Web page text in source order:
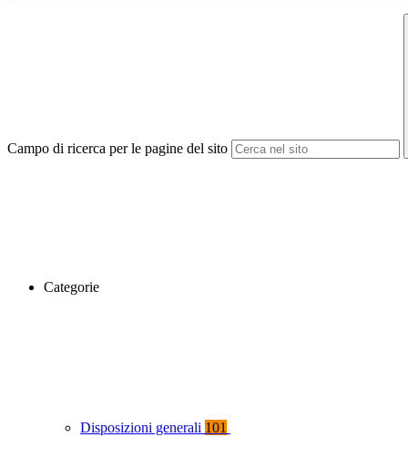
Campo di ricerca per le pagine del sito
Categorie
Disposizioni generali 101